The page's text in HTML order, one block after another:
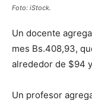
Foto: iStock.
Un docente
mes Bs.408,93,
alrededor de $94
Un profesor